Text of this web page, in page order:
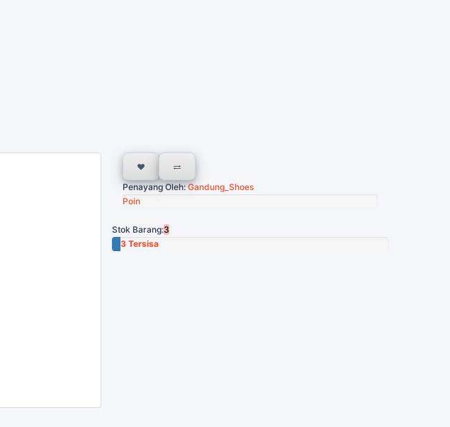
Penayang Oleh:Gandung_Shoes
Poin
Stok Barang:3
3 Tersisa